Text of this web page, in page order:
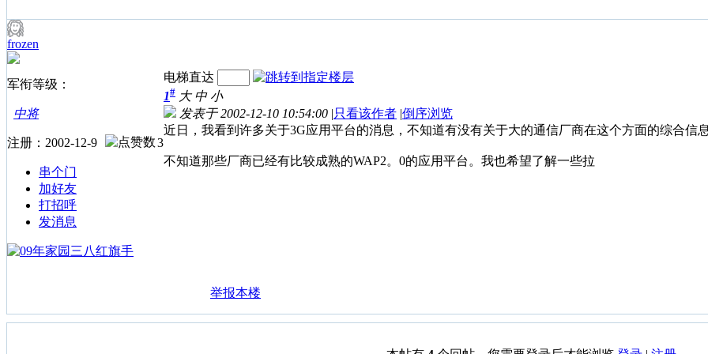
frozen
军衔等级：
中将
注册：2002-12-9 3
串个门
加好友
打招呼
发消息
电梯直达
1# 大 中 小
发表于 2002-12-10 10:54:00 |只看该作者 |倒序浏览
近日，我看到许多关于3G应用平台的消息，不知道有没有关于大的通信厂商在这个方面的综合信
不知道那些厂商已经有比较成熟的WAP2。0的应用平台。我也希望了解一些拉
举报本楼